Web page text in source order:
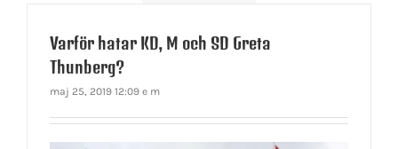
Varför hatar KD, M och SD Greta
Thunberg?
maj 25, 2019 12:09 e m